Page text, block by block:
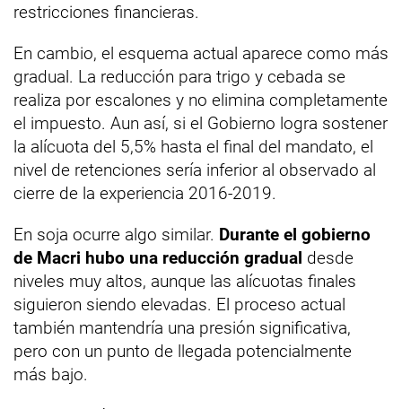
restricciones financieras.
En cambio, el esquema actual aparece como más
gradual. La reducción para trigo y cebada se
realiza por escalones y no elimina completamente
el impuesto. Aun así, si el Gobierno logra sostener
la alícuota del 5,5% hasta el final del mandato, el
nivel de retenciones sería inferior al observado al
cierre de la experiencia 2016-2019.
En soja ocurre algo similar. Durante el gobierno
de Macri hubo una reducción gradual desde
niveles muy altos, aunque las alícuotas finales
siguieron siendo elevadas. El proceso actual
también mantendría una presión significativa,
pero con un punto de llegada potencialmente
más bajo.